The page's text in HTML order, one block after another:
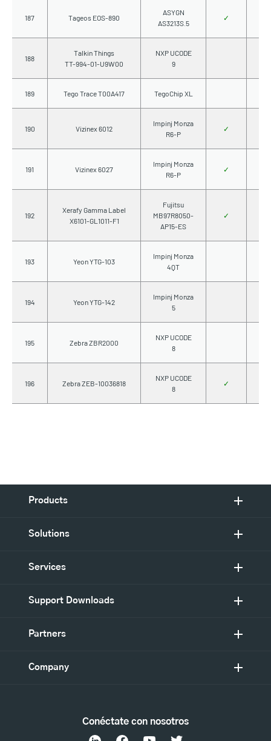
187 Tageos EOS-890
ASYGN
AS3213S.5
✓
188
Talkin Things
TT-994-01-U9W00
NXP UCODE
9
189 Tego Trace T00A417 TegoChip XL
190 Vizinex 6012
Impinj Monza
R6-P
✓
191 Vizinex 6027
Impinj Monza
R6-P
✓
192
Xerafy Gamma Label
X6101-GL1011-F1
Fujitsu
MB97R8050-
AP15-ES
✓
193 Yeon YTG-103
Impinj Monza
4QT
194 Yeon YTG-142
Impinj Monza
5
195 Zebra ZBR2000
NXP UCODE
8
196 Zebra ZEB-10036818
NXP UCODE
8
✓
Products
Solutions
Services
Support Downloads
Partners
Company
Conéctate con nosotros